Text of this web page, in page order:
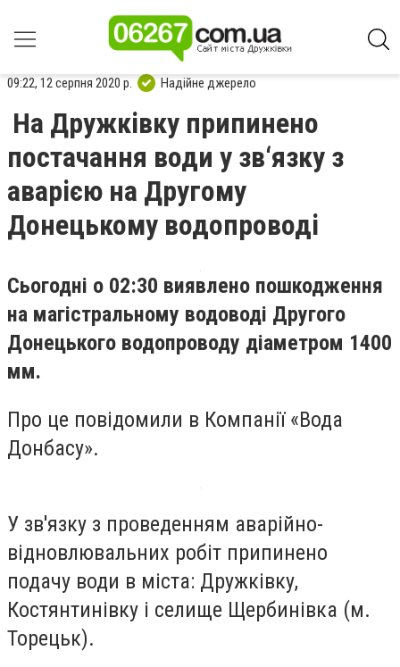
09:22, 12 серпня 2020 р. Надійне джерело
На Дружківку припинено
постачання води у зв‘язку з
аварією на Другому
Донецькому водопроводі
Сьогодні о 02:30 виявлено пошкодження
на магістральному водоводі Другого
Донецького водопроводу діаметром 1400
мм.
Про це повідомили в Компанії «Вода
Донбасу».
У зв'язку з проведенням аварійно-
відновлювальних робіт припинено
подачу води в міста: Дружківку,
Костянтинівку і селище Щербинівка (м.
Торецьк).